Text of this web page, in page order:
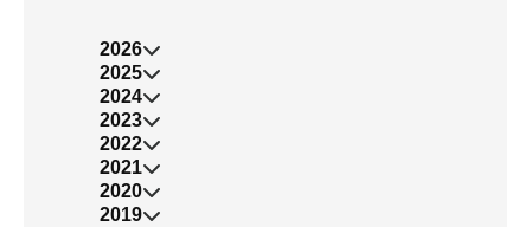
2026
2025
2024
2023
2022
2021
2020
2019